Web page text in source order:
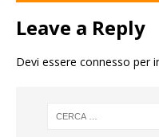
Leave a Reply
Devi essere connesso per